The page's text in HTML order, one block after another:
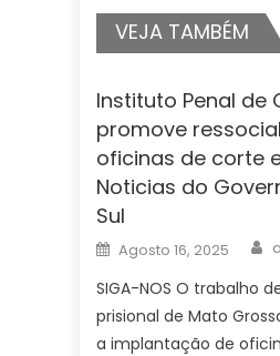
VEJA TAMBÉM
Instituto Penal de
promove
oficinas de corte
Noticias do
Sul
Posted
on
Agosto 16, 2025
SIGA-NOS O trabalho
prisional de Mato
a implantação de